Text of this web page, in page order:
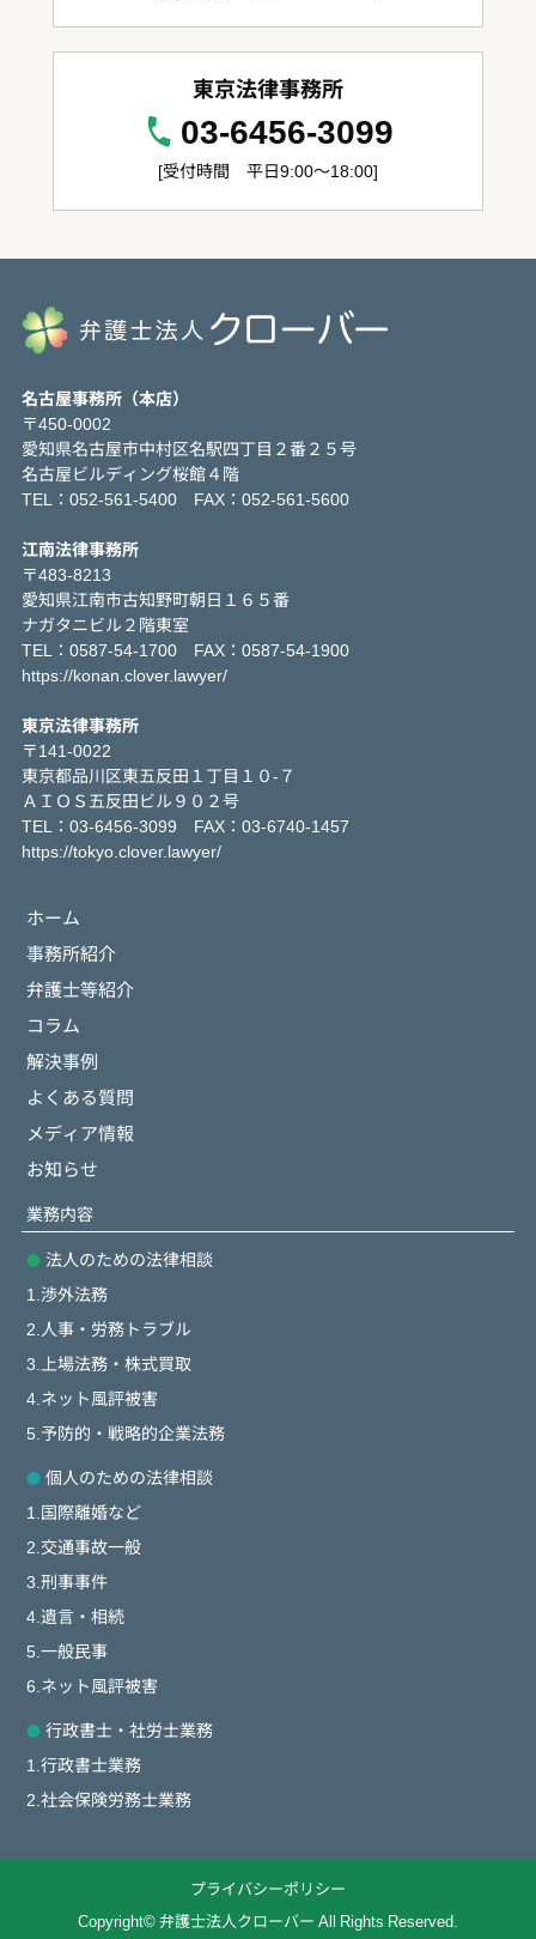
東京法律事務所
03-6456-3099
[受付時間 平日9:00～18:00]
名古屋事務所（本店）
〒450-0002
愛知県名古屋市中村区名駅四丁目２番２５号
名古屋ビルディング桜館４階
TEL：052-561-5400 FAX：052-561-5600
江南法律事務所
〒483-8213
愛知県江南市古知野町朝日１６５番
ナガタニビル２階東室
TEL：0587-54-1700 FAX：0587-54-1900
https://konan.clover.lawyer/
東京法律事務所
〒141-0022
東京都品川区東五反田１丁目１０-７
ＡＩＯＳ五反田ビル９０２号
TEL：03-6456-3099 FAX：03-6740-1457
https://tokyo.clover.lawyer/
ホーム
事務所紹介
弁護士等紹介
コラム
解決事例
よくある質問
メディア情報
お知らせ
業務内容
法人のための法律相談
1.渉外法務
2.人事・労務トラブル
3.上場法務・株式買取
4.ネット風評被害
5.予防的・戦略的企業法務
個人のための法律相談
1.国際離婚など
2.交通事故一般
3.刑事事件
4.遺言・相続
5.一般民事
6.ネット風評被害
行政書士・社労士業務
1.行政書士業務
2.社会保険労務士業務
プライバシーポリシー
Copyright© 弁護士法人クローバー All Rights Reserved.